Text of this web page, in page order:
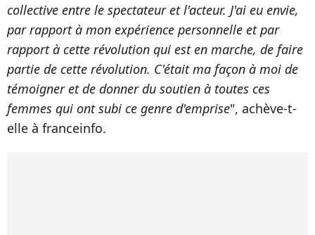
collective entre le spectateur et l'acteur. J'ai eu envie,
par rapport à mon expérience personnelle et par
rapport à cette révolution qui est en marche, de faire
partie de cette révolution. C'était ma façon à moi de
témoigner et de donner du soutien à toutes ces
femmes qui ont subi ce genre d'emprise", achève-t-
elle à franceinfo.